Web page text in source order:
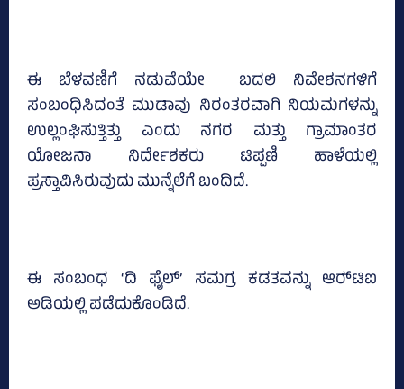
ಈ ಬೆಳವಣಿಗೆ ನಡುವೆಯೇ ಬದಲಿ ನಿವೇಶನಗಳಿಗೆ
ಸಂಬಂಧಿಸಿದಂತೆ ಮುಡಾವು ನಿರಂತರವಾಗಿ ನಿಯಮಗಳನ್ನು
ಉಲ್ಲಂಘಿಸುತ್ತಿತ್ತು ಎಂದು ನಗರ ಮತ್ತು ಗ್ರಾಮಾಂತರ
ಯೋಜನಾ ನಿರ್ದೇಶಕರು ಟಿಪ್ಪಣಿ ಹಾಳೆಯಲ್ಲಿ
ಪ್ರಸ್ತಾವಿಸಿರುವುದು ಮುನ್ನೆಲೆಗೆ ಬಂದಿದೆ.
ಈ ಸಂಬಂಧ ‘ದಿ ಫೈಲ್‌’ ಸಮಗ್ರ ಕಡತವನ್ನು ಆರ್‍‌ಟಿಐ
ಅಡಿಯಲ್ಲಿ ಪಡೆದುಕೊಂಡಿದೆ.